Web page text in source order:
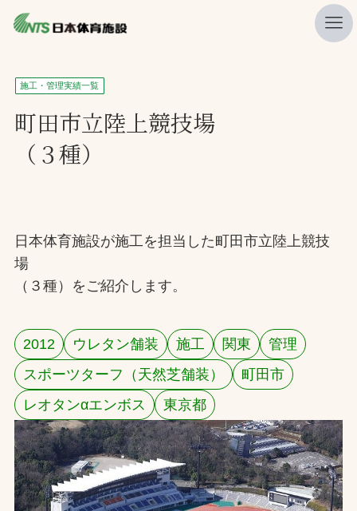
私たちの強み
ニュース
プレスリリース
施工・管理実績一覧
会社概要
検索
お問合せ
お取引先の皆様へ
プライバシーポリシー
ソーシャルメディアポリシー
施工・管理実績一覧
町田市立陸上競技場
（３種）
日本体育施設が施工を担当した町田市立陸上競技
場
（３種）をご紹介します。
2012 ウレタン舗装 施工 関東
管理
スポーツターフ（天然芝舗装）
町田市
レオタンαエンボス
東京都